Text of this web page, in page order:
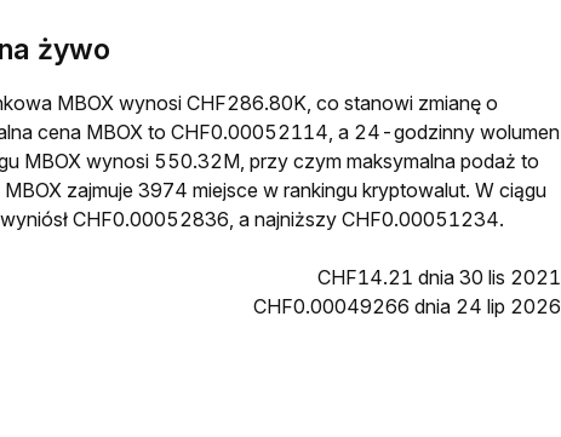
żywo
MBOX wynosi CHF286.80K, co stanowi zmianę o
cena MBOX to CHF0.00052114, a 24-godzinny wolumen
MBOX wynosi 550.32M, przy czym maksymalna podaż to
zajmuje 3974 miejsce w rankingu kryptowalut. W ciągu
CHF0.00052836, a najniższy CHF0.00051234.
CHF14.21 dnia 30 lis 2021
CHF0.00049266 dnia 24 lip 2026